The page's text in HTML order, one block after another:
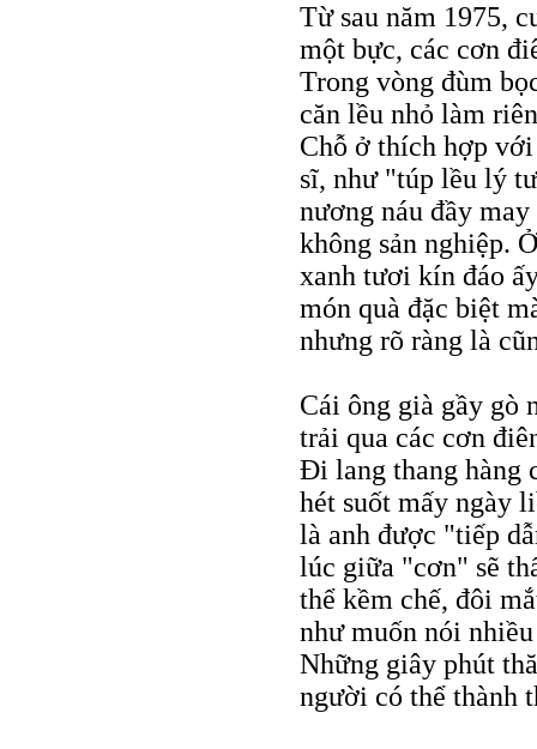
Từ sau năm 1975,
một bực, các cơn
Trong vòng đùm
căn lều nhỏ làm
Chỗ ở thích hợp
sĩ, như "túp lều lý
nương náu đầy
không sản nghiệp.
xanh tươi kín đáo
món quà đặc biệt
nhưng rõ ràng là
Cái ông già gầy gò
trải qua các cơn
Ði lang thang hàng
hét suốt mấy ngày
là anh được "tiếp
lúc giữa "cơn" sẽ
thể kềm chế, đôi
như muốn nói
Những giây phút
người có thể thành